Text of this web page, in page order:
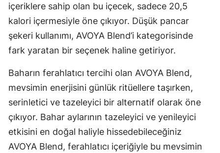
içeriklere sahip olan bu içecek, sadece 20,5
kalori içermesiyle öne çıkıyor. Düşük pancar
şekeri kullanımı, AVOYA Blend’i kategorisinde
fark yaratan bir seçenek haline getiriyor.
Baharın ferahlatıcı tercihi olan AVOYA Blend,
mevsimin enerjisini günlük ritüellere taşırken,
serinletici ve tazeleyici bir alternatif olarak öne
çıkıyor. Bahar aylarının tazeleyici ve yenileyici
etkisini en doğal haliyle hissedebileceğiniz
AVOYA Blend, ferahlatıcı içeriğiyle bu mevsimin